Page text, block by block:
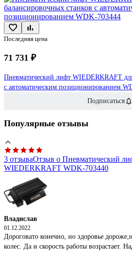
Последняя цена
71 731 ₽
Пневматический лифт WIEDERKRAFT
с автоматическим позиционированием
Подписаться
Популярные отзывы
3 отзываОтзыв о Пневматический
WIEDERKRAFT WDK-703440
Владислав
01.12.2022
Дороговато конечно, но здоровье
колес. Да и скорость работы возрастает.